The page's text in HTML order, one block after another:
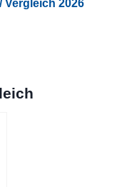
Vergleich 2026